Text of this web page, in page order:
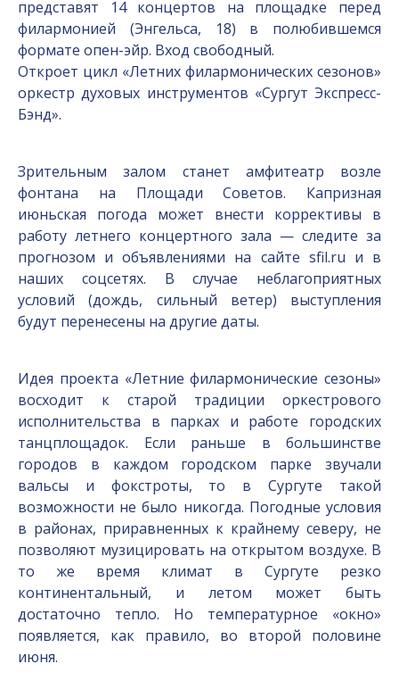
представят 14 концертов на площадке перед
филармонией (Энгельса, 18) в полюбившемся
формате опен-эйр. Вход свободный.
Откроет цикл «Летних филармонических сезонов»
оркестр духовых инструментов «Сургут Экспресс-
Бэнд».
Зрительным залом станет амфитеатр возле
фонтана на Площади Советов. Капризная
июньская погода может внести коррективы в
работу летнего концертного зала — следите за
прогнозом и объявлениями на сайте sfil.ru и в
наших соцсетях. В случае неблагоприятных
условий (дождь, сильный ветер) выступления
будут перенесены на другие даты.
Идея проекта «Летние филармонические сезоны»
восходит к старой традиции оркестрового
исполнительства в парках и работе городских
танцплощадок. Если раньше в большинстве
городов в каждом городском парке звучали
вальсы и фокстроты, то в Сургуте такой
возможности не было никогда. Погодные условия
в районах, приравненных к крайнему северу, не
позволяют музицировать на открытом воздухе. В
то же время климат в Сургуте резко
континентальный, и летом может быть
достаточно тепло. Но температурное «окно»
появляется, как правило, во второй половине
июня.